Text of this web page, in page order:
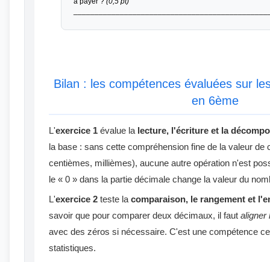
Bilan : les compétences évaluées sur
en 6ème
L'exercice 1 évalue la lecture, l'écriture et la
la base : sans cette compréhension fine de la valeur de
centièmes, millièmes), aucune autre opération n'est
le « 0 » dans la partie décimale change la valeur du
L'exercice 2 teste la comparaison, le rangement et
savoir que pour comparer deux décimaux, il faut aligner
avec des zéros si nécessaire. C'est une compétence
statistiques.